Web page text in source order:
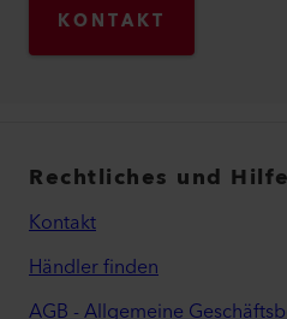
KONTAKT
Rechtliches und Hilfe
Kontakt
Händler finden
AGB - Allgemeine